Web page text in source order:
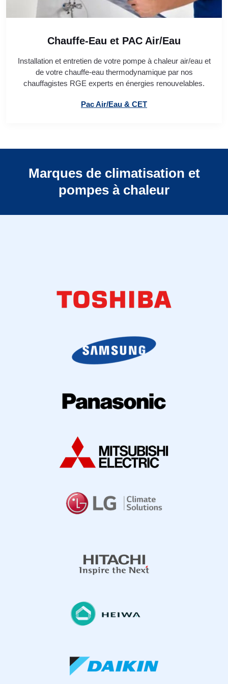
Chauffe-Eau et PAC Air/Eau
Installation et entretien de votre pompe à chaleur air/eau et
de votre chauffe-eau thermodynamique par nos
chauffagistes RGE experts en énergies renouvelables.
Pac Air/Eau & CET
Marques de climatisation et
pompes à chaleur